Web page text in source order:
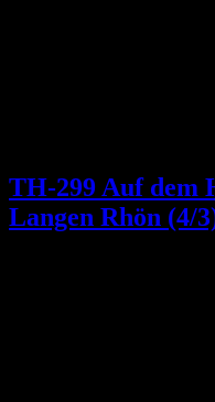
TH-299 Auf dem
Langen Rhön (4/